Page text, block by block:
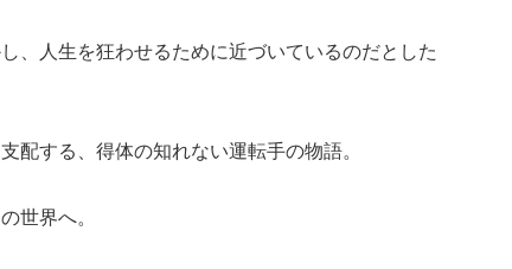
、人生を狂わせるために近づいているのだとした
配する、得体の知れない運転手の物語。
世界へ。